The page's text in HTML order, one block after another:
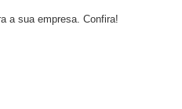
a sua empresa. Confira!